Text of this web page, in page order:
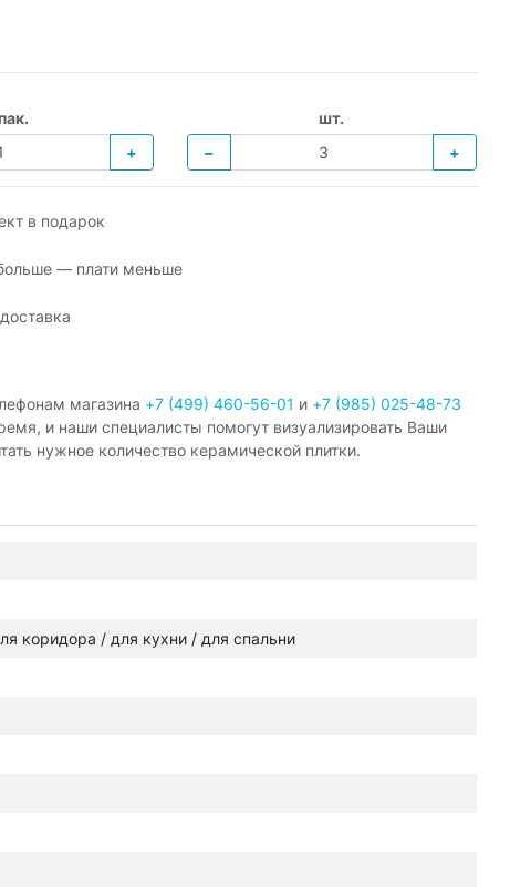
+
шт.
−
+
в подарок
— плати меньше
магазина +7 (499) 460-56-01 и +7 (985) 025-48-73
и наши специалисты помогут визуализировать Ваши
нужное количество керамической плитки.
коридора / для кухни / для спальни